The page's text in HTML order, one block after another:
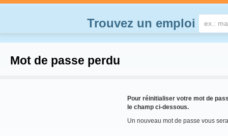
Trouvez un emploi
Mot de passe perdu
Pour réinitialiser votre mot de
le champ ci-dessous.
Un nouveau mot de passe vous